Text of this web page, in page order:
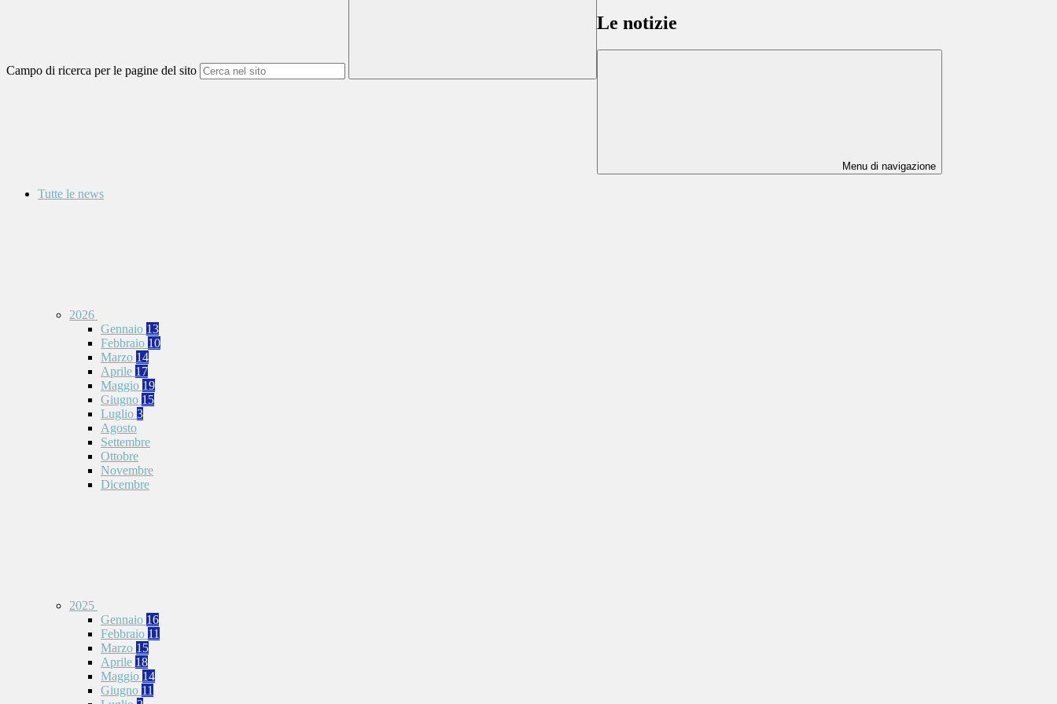
Campo di ricerca per le pagine del sito
Le notizie
Menu di navigazione
Tutte le news
2026
Gennaio 13
Febbraio 10
Marzo 14
Aprile 17
Maggio 19
Giugno 15
Luglio 3
Agosto
Settembre
Ottobre
Novembre
Dicembre
2025
Gennaio 16
Febbraio 11
Marzo 15
Aprile 18
Maggio 14
Giugno 11